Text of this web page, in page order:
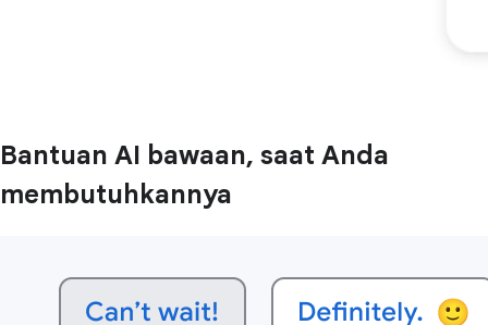
Bantuan AI bawaan, saat Anda
membutuhkannya